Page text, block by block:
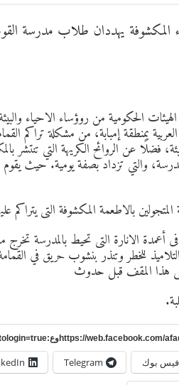
المكشوفة يهددان طلاب مدرسة
الحكومية من روؤساء الاحياء
بمنطقة إمبابة، من مشكلة تراكم
فضلًا عن الروائح الكريهة التي تنتشر
والتي تزداد بصفة يومية. حيث يقوم
بالاطعمة المكشوفة التى يتراكم
الانارة التى تحيط بالمدرسة تخرج
للخطر وتنذر بنشوب حريق في
هذا المقف قبل حدوث
فيس بوك Telegram